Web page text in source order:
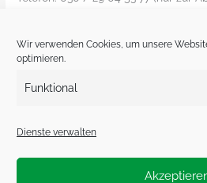
Wir verwenden Cookies, um unsere
optimieren.
Funktional
Dienste verwalten
nur innerhalb Deutschland
Bezahlung nur Vorkasse und nur von
zu deutschem Bankkonto – kein